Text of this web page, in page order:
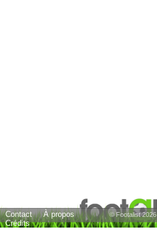
Contact
À propos
Crédits
© Footalist 2026